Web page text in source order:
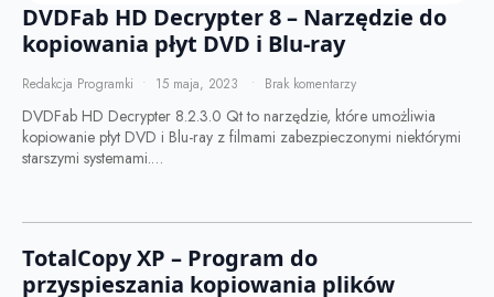
DVDFab HD Decrypter 8 – Narzędzie do
kopiowania płyt DVD i Blu-ray
Redakcja Programki 15 maja, 2023 Brak komentarzy
DVDFab HD Decrypter 8.2.3.0 Qt to narzędzie, które umożliwia
kopiowanie płyt DVD i Blu-ray z filmami zabezpieczonymi niektórymi
starszymi systemami.…
TotalCopy XP – Program do
przyspieszania kopiowania plików